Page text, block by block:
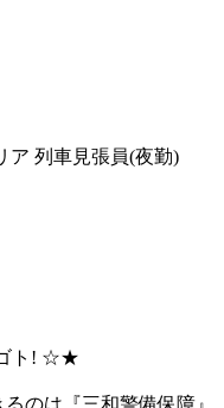
ア 列車見張員(夜勤)
ト! ☆★
のは『三和警備保障』